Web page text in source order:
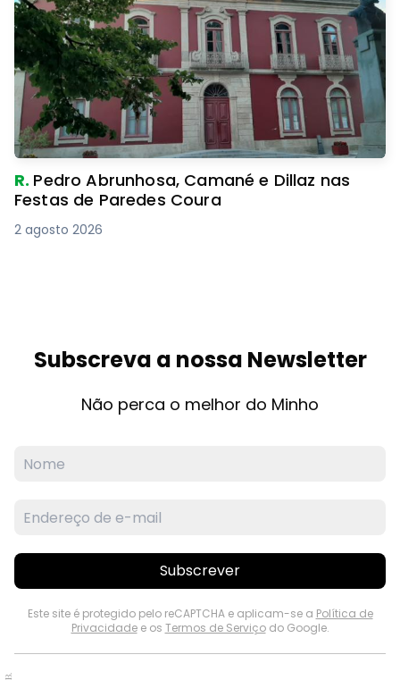
R. Pedro Abrunhosa, Camané e Dillaz nas
Festas de Paredes Coura
2 agosto 2026
Subscreva a nossa Newsletter
Não perca o melhor do Minho
Subscrever
Este site é protegido pelo reCAPTCHA e aplicam-se a Política de
Privacidadee os Termos de Serviçodo Google.